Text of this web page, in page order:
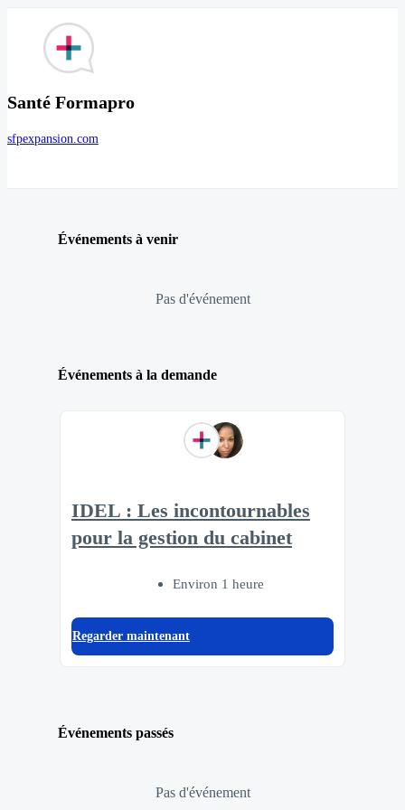
Santé Formapro
sfpexpansion.com
Événements à venir
Pas d'événement
Événements à la demande
IDEL : Les incontournables
pour la gestion du cabinet
Environ 1 heure
Regarder maintenant
Événements passés
Pas d'événement